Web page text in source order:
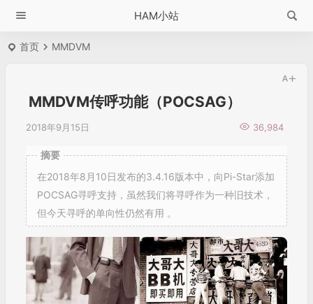
HAM小站
首页 MMDVM
MMDVM传呼功能（POCSAG）
2018年9月15日 36,984
摘要
在2018年8月10日发布的3.4.16版本中，向Pi-Star添加
POCSAG寻呼支持，虽然我们将寻呼作为一种旧技术，
但今天寻呼的单向性仍然有用 。